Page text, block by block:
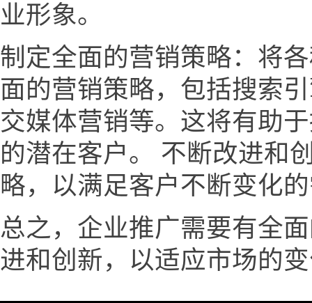
业形象。
制定全面的营销策略：将
面的营销策略，包括搜索
交媒体营销等。这将有助
的潜在客户。 不断改进和
略，以满足客户不断变化
总之，企业推广需要有全
进和创新，以适应市场的